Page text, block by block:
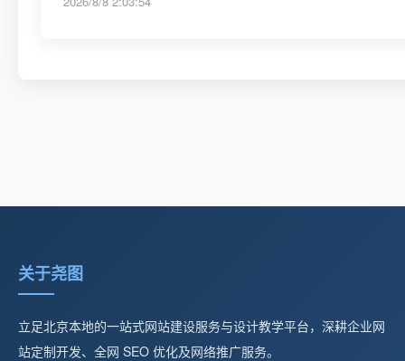
关于尧图
立足北京本地的一站式网站建设服务与设计教学平台，深耕企业网
站定制开发、全网 SEO 优化及网络推广服务。